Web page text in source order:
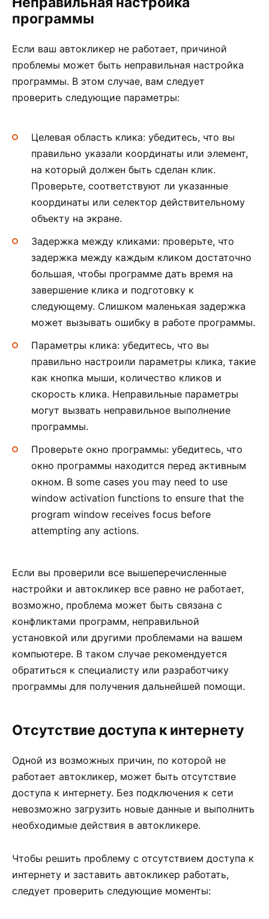
программы
Если ваш автокликер не работает, причиной
проблемы может быть неправильная настройка
программы. В этом случае, вам следует
проверить следующие параметры:
Целевая область клика: убедитесь, что вы
правильно указали координаты или элемент,
на который должен быть сделан клик.
Проверьте, соответствуют ли указанные
координаты или селектор действительному
объекту на экране.
Задержка между кликами: проверьте, что
задержка между каждым кликом достаточно
большая, чтобы программе дать время на
завершение клика и подготовку к
следующему. Слишком маленькая задержка
может вызывать ошибку в работе программы.
Параметры клика: убедитесь, что вы
правильно настроили параметры клика, такие
как кнопка мыши, количество кликов и
скорость клика. Неправильные параметры
могут вызвать неправильное выполнение
программы.
Проверьте окно программы: убедитесь, что
окно программы находится перед активным
окном. В some cases you may need to use
window activation functions to ensure that the
program window receives focus before
attempting any actions.
Если вы проверили все вышеперечисленные
настройки и автокликер все равно не работает,
возможно, проблема может быть связана с
конфликтами программ, неправильной
установкой или другими проблемами на вашем
компьютере. В таком случае рекомендуется
обратиться к специалисту или разработчику
программы для получения дальнейшей помощи.
Отсутствие доступа к интернету
Одной из возможных причин, по которой не
работает автокликер, может быть отсутствие
доступа к интернету. Без подключения к сети
невозможно загрузить новые данные и выполнить
необходимые действия в автокликере.
Чтобы решить проблему с отсутствием доступа к
интернету и заставить автокликер работать,
следует проверить следующие моменты: